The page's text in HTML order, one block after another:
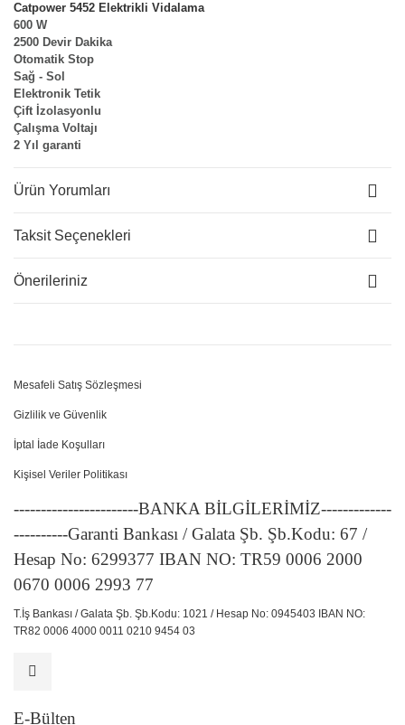
Catpower 5452 Elektrikli Vidalama
600 W
2500 Devir Dakika
Otomatik Stop
Sağ - Sol
Elektronik Tetik
Çift İzolasyonlu
Çalışma Voltajı
2 Yıl garanti
Ürün Yorumları
Taksit Seçenekleri
Önerileriniz
Mesafeli Satış Sözleşmesi
Gizlilik ve Güvenlik
İptal İade Koşulları
Kişisel Veriler Politikası
-----------------------BANKA BİLGİLERİMİZ-------------
----------Garanti Bankası / Galata Şb. Şb.Kodu: 67 /
Hesap No: 6299377 IBAN NO: TR59 0006 2000
0670 0006 2993 77
T.İş Bankası / Galata Şb. Şb.Kodu: 1021 / Hesap No: 0945403 IBAN NO:
TR82 0006 4000 0011 0210 9454 03
E-Bülten